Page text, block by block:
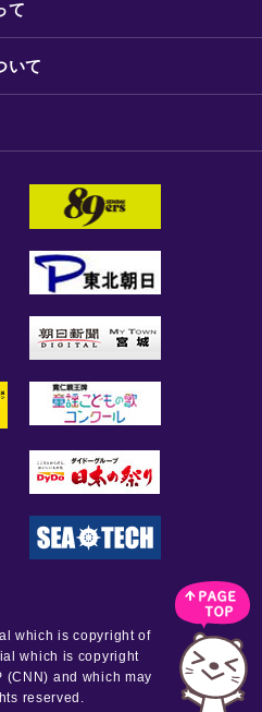
て
いて
which is copyright of
which is copyright
(CNN) and which may
reserved.